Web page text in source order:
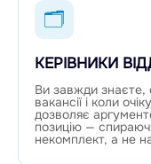
🗂
КЕРІВНИКИ
Ви завжди знаєте,
вакансії і коли
дозволяє
позицію —
некомплект, а не